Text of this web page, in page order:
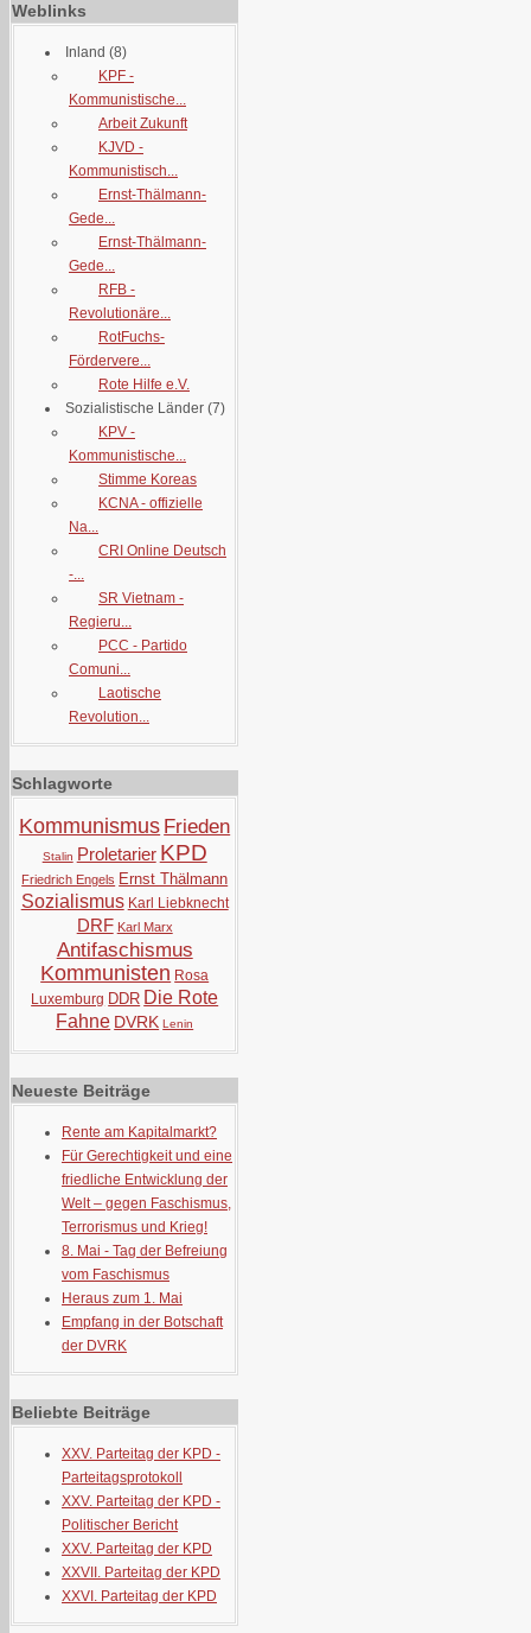
Weblinks
Inland (8)
KPF -
Kommunistische...
Arbeit Zukunft
KJVD -
Kommunistisch...
Ernst-Thälmann-
Gede...
Ernst-Thälmann-
Gede...
RFB -
Revolutionäre...
RotFuchs-
Fördervere...
Rote Hilfe e.V.
Sozialistische Länder (7)
KPV -
Kommunistische...
Stimme Koreas
KCNA - offizielle
Na...
CRI Online Deutsch
-...
SR Vietnam -
Regieru...
PCC - Partido
Comuni...
Laotische
Revolution...
Schlagworte
Kommunismus Frieden
Stalin Proletarier KPD
Friedrich Engels Ernst Thälmann
Sozialismus Karl Liebknecht
DRF Karl Marx
Antifaschismus
Kommunisten Rosa
Luxemburg DDR Die Rote
Fahne DVRK Lenin
Neueste Beiträge
Rente am Kapitalmarkt?
Für Gerechtigkeit und eine
friedliche Entwicklung der
Welt – gegen Faschismus,
Terrorismus und Krieg!
8. Mai - Tag der Befreiung
vom Faschismus
Heraus zum 1. Mai
Empfang in der Botschaft
der DVRK
Beliebte Beiträge
XXV. Parteitag der KPD -
Parteitagsprotokoll
XXV. Parteitag der KPD -
Politischer Bericht
XXV. Parteitag der KPD
XXVII. Parteitag der KPD
XXVI. Parteitag der KPD